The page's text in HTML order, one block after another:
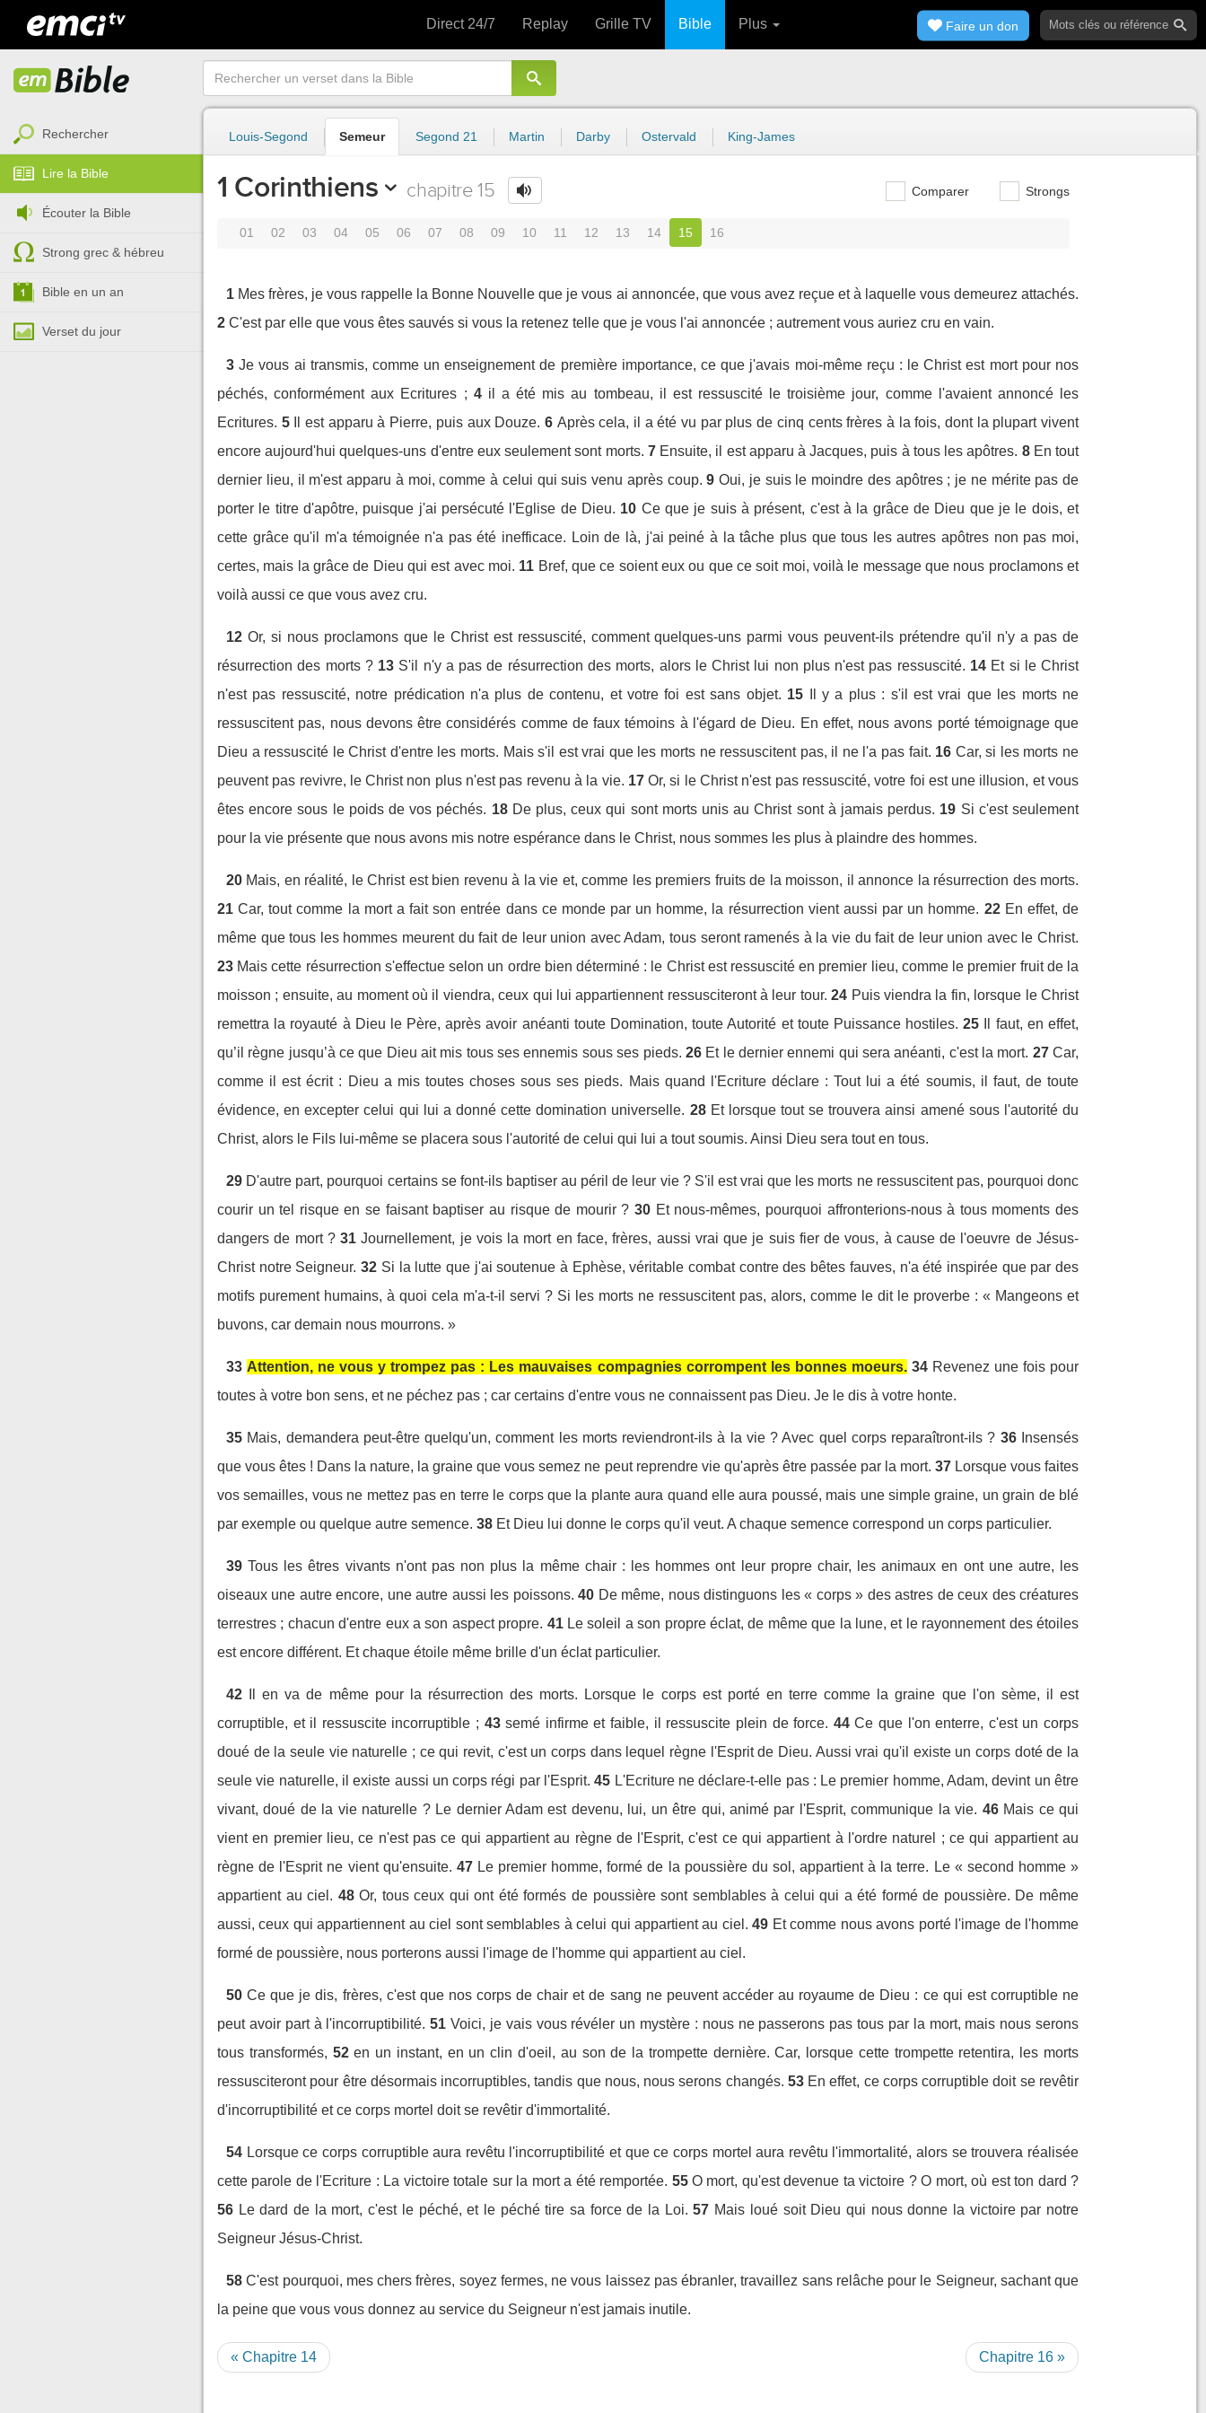
Direct 24/7 Replay Grille TV Bible Plus Faire un don
Rechercher
Lire la Bible
Écouter la Bible
Strong grec & hébreu
Bible en un an
Verset du jour
Louis-Segond Semeur Segond 21 Martin Darby Ostervald King-James
1 Corinthiens chapitre 15 Comparer Strongs
01 02 03 04 05 06 07 08 09 10 11 12 13 14 15 16
1 Mes frères, je vous rappelle la Bonne Nouvelle que je vous ai annoncée, que vous avez reçue et à laquelle vous demeurez attachés.
2 C'est par elle que vous êtes sauvés si vous la retenez telle que je vous l'ai annoncée ; autrement vous auriez cru en vain.
3 Je vous ai transmis, comme un enseignement de première importance, ce que j'avais moi-même reçu : le Christ est mort pour nos
péchés, conformément aux Ecritures ; 4 il a été mis au tombeau, il est ressuscité le troisième jour, comme l'avaient annoncé les
Ecritures. 5 Il est apparu à Pierre, puis aux Douze. 6 Après cela, il a été vu par plus de cinq cents frères à la fois, dont la plupart vivent
encore aujourd'hui quelques-uns d'entre eux seulement sont morts. 7 Ensuite, il est apparu à Jacques, puis à tous les apôtres. 8 En tout
dernier lieu, il m'est apparu à moi, comme à celui qui suis venu après coup. 9 Oui, je suis le moindre des apôtres ; je ne mérite pas de
porter le titre d'apôtre, puisque j'ai persécuté l'Eglise de Dieu. 10 Ce que je suis à présent, c'est à la grâce de Dieu que je le dois, et
cette grâce qu'il m'a témoignée n'a pas été inefficace. Loin de là, j'ai peiné à la tâche plus que tous les autres apôtres non pas moi,
certes, mais la grâce de Dieu qui est avec moi. 11 Bref, que ce soient eux ou que ce soit moi, voilà le message que nous proclamons et
voilà aussi ce que vous avez cru.
12 Or, si nous proclamons que le Christ est ressuscité, comment quelques-uns parmi vous peuvent-ils prétendre qu'il n'y a pas de
résurrection des morts ? 13 S'il n'y a pas de résurrection des morts, alors le Christ lui non plus n'est pas ressuscité. 14 Et si le Christ
n'est pas ressuscité, notre prédication n'a plus de contenu, et votre foi est sans objet. 15
Il y a plus : s'il est vrai que les morts ne
ressuscitent pas, nous devons être considérés comme de faux témoins à l'égard de Dieu. En effet, nous avons porté témoignage que
Dieu a ressuscité le Christ d'entre les morts. Mais s'il est vrai que les morts ne ressuscitent pas, il ne l'a pas fait. 16 Car, si les morts ne
peuvent pas revivre, le Christ non plus n'est pas revenu à la vie. 17 Or, si le Christ n'est pas ressuscité, votre foi est une illusion, et vous
êtes encore sous le poids de vos péchés. 18 De plus, ceux qui sont morts unis au Christ sont à jamais perdus. 19 Si c'est seulement
pour la vie présente que nous avons mis notre espérance dans le Christ, nous sommes les plus à plaindre des hommes.
20 Mais, en réalité, le Christ est bien revenu à la vie et, comme les premiers fruits de la moisson, il annonce la résurrection des morts.
21 Car, tout comme la mort a fait son entrée dans ce monde par un homme, la résurrection vient aussi par un homme. 22 En effet, de
même que tous les hommes meurent du fait de leur union avec Adam, tous seront ramenés à la vie du fait de leur union avec le Christ.
23 Mais cette résurrection s'effectue selon un ordre bien déterminé : le Christ est ressuscité en premier lieu, comme le premier fruit de la
moisson ; ensuite, au moment où il viendra, ceux qui lui appartiennent ressusciteront à leur tour. 24 Puis viendra la fin, lorsque le Christ
remettra la royauté à Dieu le Père, après avoir anéanti toute Domination, toute Autorité et toute Puissance hostiles. 25
Il faut, en effet,
qu’il règne jusqu’à ce que Dieu ait mis tous ses ennemis sous ses pieds. 26 Et le dernier ennemi qui sera anéanti, c'est la mort. 27 Car,
comme il est écrit : Dieu a mis toutes choses sous ses pieds. Mais quand l'Ecriture déclare : Tout lui a été soumis, il faut, de toute
évidence, en excepter celui qui lui a donné cette domination universelle. 28 Et lorsque tout se trouvera ainsi amené sous l'autorité du
Christ, alors le Fils lui-même se placera sous l'autorité de celui qui lui a tout soumis. Ainsi Dieu sera tout en tous.
29 D'autre part, pourquoi certains se font-ils baptiser au péril de leur vie ? S'il est vrai que les morts ne ressuscitent pas, pourquoi donc
courir un tel risque en se faisant baptiser au risque de mourir ? 30 Et nous-mêmes, pourquoi affronterions-nous à tous moments des
dangers de mort ? 31 Journellement, je vois la mort en face, frères, aussi vrai que je suis fier de vous, à cause de l'oeuvre de Jésus-
Christ notre Seigneur. 32 Si la lutte que j'ai soutenue à Ephèse, véritable combat contre des bêtes fauves, n'a été inspirée que par des
motifs purement humains, à quoi cela m'a-t-il servi ? Si les morts ne ressuscitent pas, alors, comme le dit le proverbe : « Mangeons et
buvons, car demain nous mourrons. »
33 Attention, ne vous y trompez pas : Les mauvaises compagnies corrompent les bonnes moeurs. 34 Revenez une fois pour
toutes à votre bon sens, et ne péchez pas ; car certains d'entre vous ne connaissent pas Dieu. Je le dis à votre honte.
35 Mais, demandera peut-être quelqu'un, comment les morts reviendront-ils à la vie ? Avec quel corps reparaîtront-ils ? 36
Insensés
que vous êtes ! Dans la nature, la graine que vous semez ne peut reprendre vie qu'après être passée par la mort. 37 Lorsque vous faites
vos semailles, vous ne mettez pas en terre le corps que la plante aura quand elle aura poussé, mais une simple graine, un grain de blé
par exemple ou quelque autre semence. 38 Et Dieu lui donne le corps qu'il veut. A chaque semence correspond un corps particulier.
39 Tous les êtres vivants n'ont pas non plus la même chair : les hommes ont leur propre chair, les animaux en ont une autre, les
oiseaux une autre encore, une autre aussi les poissons. 40 De même, nous distinguons les « corps » des astres de ceux des créatures
terrestres ; chacun d'entre eux a son aspect propre. 41 Le soleil a son propre éclat, de même que la lune, et le rayonnement des étoiles
est encore différent. Et chaque étoile même brille d'un éclat particulier.
42
Il en va de même pour la résurrection des morts. Lorsque le corps est porté en terre comme la graine que l'on sème, il est
corruptible, et il ressuscite incorruptible ; 43 semé infirme et faible, il ressuscite plein de force. 44 Ce que l'on enterre, c'est un corps
doué de la seule vie naturelle ; ce qui revit, c'est un corps dans lequel règne l'Esprit de Dieu. Aussi vrai qu'il existe un corps doté de la
seule vie naturelle, il existe aussi un corps régi par l'Esprit. 45 L'Ecriture ne déclare-t-elle pas : Le premier homme, Adam, devint un être
vivant, doué de la vie naturelle ? Le dernier Adam est devenu, lui, un être qui, animé par l'Esprit, communique la vie. 46 Mais ce qui
vient en premier lieu, ce n'est pas ce qui appartient au règne de l'Esprit, c'est ce qui appartient à l'ordre naturel ; ce qui appartient au
règne de l'Esprit ne vient qu'ensuite. 47 Le premier homme, formé de la poussière du sol, appartient à la terre. Le « second homme »
appartient au ciel. 48 Or, tous ceux qui ont été formés de poussière sont semblables à celui qui a été formé de poussière. De même
aussi, ceux qui appartiennent au ciel sont semblables à celui qui appartient au ciel. 49 Et comme nous avons porté l'image de l'homme
formé de poussière, nous porterons aussi l'image de l'homme qui appartient au ciel.
50 Ce que je dis, frères, c'est que nos corps de chair et de sang ne peuvent accéder au royaume de Dieu : ce qui est corruptible ne
peut avoir part à l'incorruptibilité. 51 Voici, je vais vous révéler un mystère : nous ne passerons pas tous par la mort, mais nous serons
tous transformés, 52 en un instant, en un clin d'oeil, au son de la trompette dernière. Car, lorsque cette trompette retentira, les morts
ressusciteront pour être désormais incorruptibles, tandis que nous, nous serons changés. 53 En effet, ce corps corruptible doit se revêtir
d'incorruptibilité et ce corps mortel doit se revêtir d'immortalité.
54 Lorsque ce corps corruptible aura revêtu l'incorruptibilité et que ce corps mortel aura revêtu l'immortalité, alors se trouvera réalisée
cette parole de l'Ecriture : La victoire totale sur la mort a été remportée. 55 O mort, qu'est devenue ta victoire ? O mort, où est ton dard ?
56 Le dard de la mort, c'est le péché, et le péché tire sa force de la Loi. 57 Mais loué soit Dieu qui nous donne la victoire par notre
Seigneur Jésus-Christ.
58 C'est pourquoi, mes chers frères, soyez fermes, ne vous laissez pas ébranler, travaillez sans relâche pour le Seigneur, sachant que
la peine que vous vous donnez au service du Seigneur n'est jamais inutile.
« Chapitre 14 Chapitre 16 »